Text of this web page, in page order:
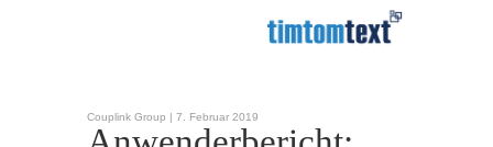
Couplink Group | 7. Februar 2019